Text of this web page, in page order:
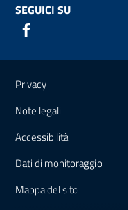
SEGUICI SU
Link e
Privacy
Note legali
Accessibilità
Dati di monitoraggio
Mappa del sito